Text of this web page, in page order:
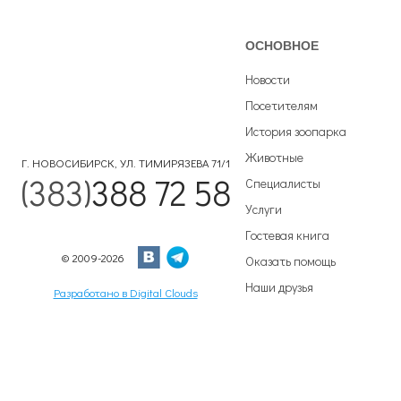
Г. НОВОСИБИРСК, УЛ. ТИМИРЯЗЕВА 71/1
(383)388 72 58
© 2009-2026
Разработано в Digital Clouds
ОСНОВНОЕ
Новости
Посетителям
История зоопарка
Животные
Специалисты
Услуги
Гостевая книга
Оказать помощь
Наши друзья